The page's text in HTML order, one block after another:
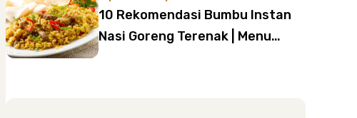
10 Rekomendasi Bumbu Instan
Nasi Goreng Terenak | Menu